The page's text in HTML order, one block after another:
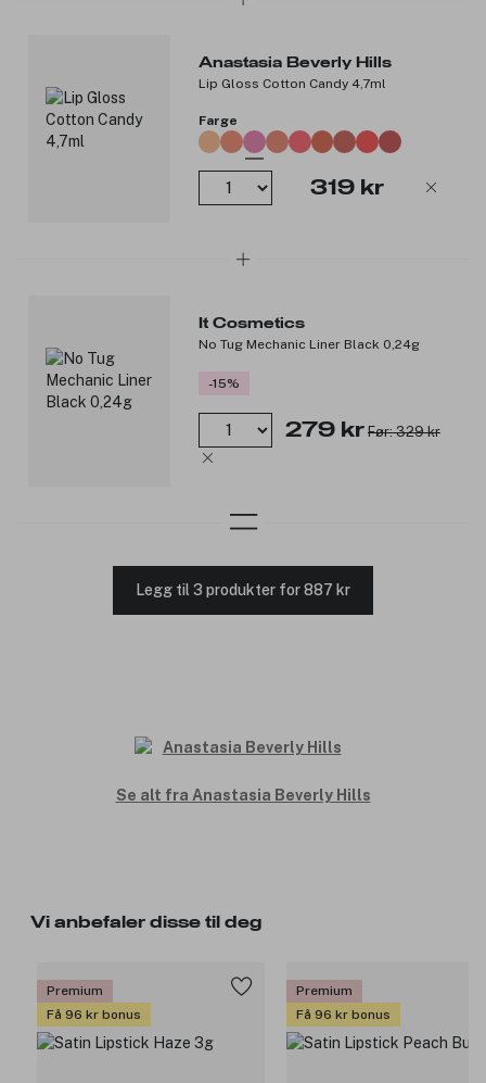
Anastasia Beverly Hills
Lip Gloss Cotton Candy 4,7ml
Farge
319 kr
It Cosmetics
No Tug Mechanic Liner Black 0,24g
-15%
279 kr Før: 329 kr
Legg til 3 produkter for 887 kr
Se alt fra Anastasia Beverly Hills
Vi anbefaler disse til deg
Premium
Få 96 kr bonus
Premium
Få 96 kr bonus